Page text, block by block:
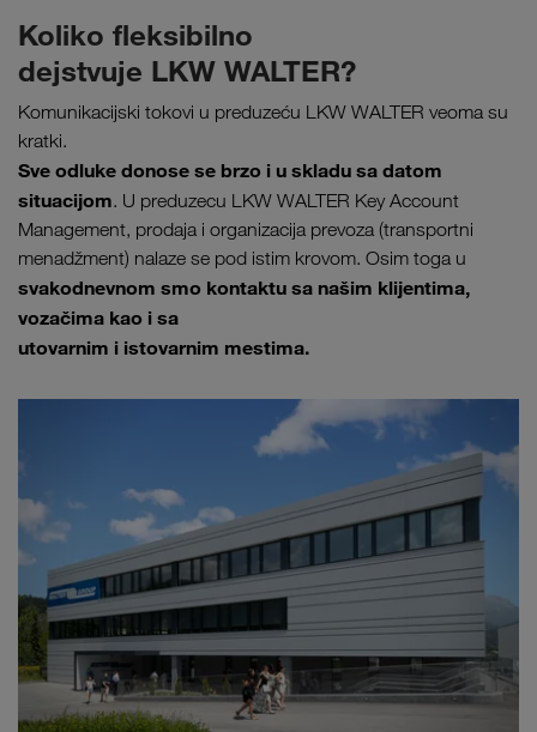
Koliko fleksibilno
dejstvuje LKW WALTER?
Komunikacijski tokovi u preduzeću LKW WALTER veoma su
kratki.
Sve odluke donose se brzo i u skladu sa datom
situacijom. U preduzecu LKW WALTER Key Account
Management, prodaja i organizacija prevoza (transportni
menadžment) nalaze se pod istim krovom. Osim toga u
svakodnevnom smo kontaktu sa našim klijentima,
vozačima kao i sa
utovarnim i istovarnim mestima.